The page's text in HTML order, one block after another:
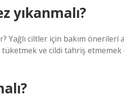
yıkanmalı?
Yağlı ciltler için bakım
ve cildi tahriş